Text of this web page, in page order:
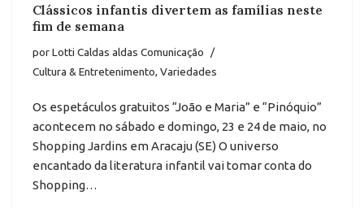
Clássicos infantis divertem as famílias neste
fim de semana
porLotti Caldas aldas Comunicação
Cultura & Entretenimento, Variedades
Os espetáculos gratuitos “João e Maria” e “Pinóquio”
acontecem no sábado e domingo, 23 e 24 de maio, no
Shopping Jardins em Aracaju (SE) O universo
encantado da literatura infantil vai tomar conta do
Shopping…